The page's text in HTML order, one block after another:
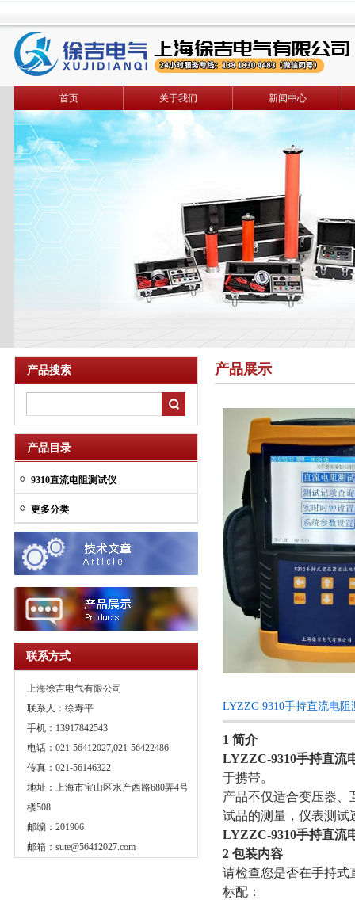
首页 关于我们 新闻中心
产品搜索
产品目录
9310直流电阻测试仪
更多分类
联系方式
上海徐吉电气有限公司
联系人：徐寿平
手机：13917842543
电话：021-56412027,021-56422486
传真：021-56146322
地址：上海市宝山区水产西路680弄4号
楼508
邮编：201906
邮箱： sute@56412027.com
产品展示
LYZZC-9310手持直流电
1 简介
LYZZC-9310手持直流
于携带。
产品不仅适合变压器、
试品的测量，仪表测试
LYZZC-9310手持直流
2 包装内容
请检查您是否在手持式
标配：